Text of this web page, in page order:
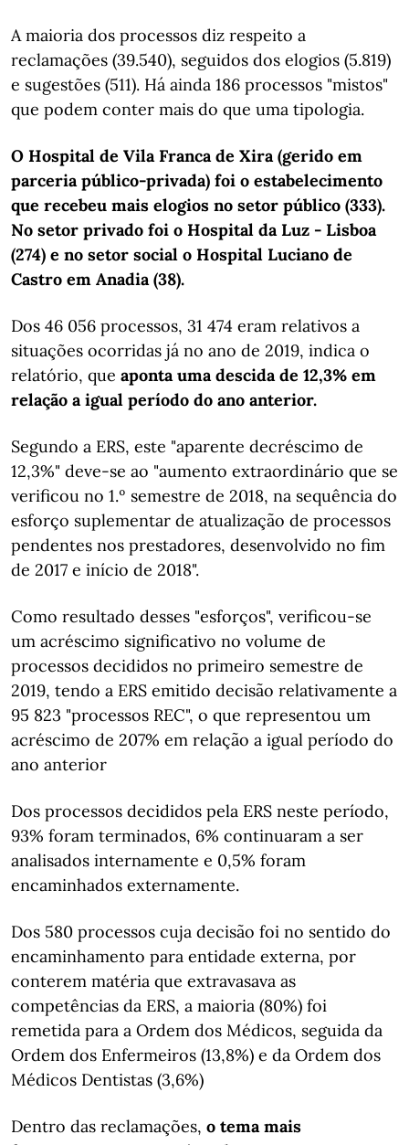
A maioria dos processos diz respeito a
reclamações (39.540), seguidos dos elogios (5.819)
e sugestões (511). Há ainda 186 processos "mistos"
que podem conter mais do que uma tipologia.
O Hospital de Vila Franca de Xira (gerido em
parceria público-privada) foi o estabelecimento
que recebeu mais elogios no setor público (333).
No setor privado foi o Hospital da Luz - Lisboa
(274) e no setor social o Hospital Luciano de
Castro em Anadia (38).
Dos 46 056 processos, 31 474 eram relativos a
situações ocorridas já no ano de 2019, indica o
relatório, que aponta uma descida de 12,3% em
relação a igual período do ano anterior.
Segundo a ERS, este "aparente decréscimo de
12,3%" deve-se ao "aumento extraordinário que se
verificou no 1.º semestre de 2018, na sequência do
esforço suplementar de atualização de processos
pendentes nos prestadores, desenvolvido no fim
de 2017 e início de 2018".
Como resultado desses "esforços", verificou-se
um acréscimo significativo no volume de
processos decididos no primeiro semestre de
2019, tendo a ERS emitido decisão relativamente a
95 823 "processos REC", o que representou um
acréscimo de 207% em relação a igual período do
ano anterior
Dos processos decididos pela ERS neste período,
93% foram terminados, 6% continuaram a ser
analisados internamente e 0,5% foram
encaminhados externamente.
Dos 580 processos cuja decisão foi no sentido do
encaminhamento para entidade externa, por
conterem matéria que extravasava as
competências da ERS, a maioria (80%) foi
remetida para a Ordem dos Médicos, seguida da
Ordem dos Enfermeiros (13,8%) e da Ordem dos
Médicos Dentistas (3,6%)
Dentro das reclamações, o tema mais